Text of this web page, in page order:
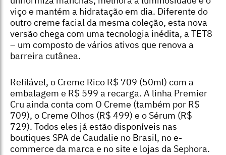
viço e mantém a hidratação em dia. Diferente do
outro creme facial da mesma coleção, esta nova
versão chega com uma tecnologia inédita, a TET8
– um composto de vários ativos que renova a
barreira cutânea.
Refilável, o Creme Rico R$ 709 (50ml) com a
embalagem e R$ 599 a recarga. A linha Premier
Cru ainda conta com O Creme (também por R$
709), o Creme Olhos (R$ 499) e o Sérum (R$
729). Todos eles já estão disponíveis nas
boutiques SPA de Caudalie no Brasil, no e-
commerce da marca e no site e lojas da Sephora.